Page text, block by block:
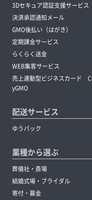
3Dセキュア認証支援サービス
決済承認通知メール
GMO後払い（はがき）
定期課金サービス
らくらく送金
WEB集客サービス
売上連動型ビジネスカード
yGMO
配送サービス
ゆうパック
業種から選ぶ
葬儀社・斎場
結婚式場・ブライダル
寄付・募金